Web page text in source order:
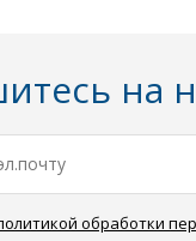
на
обработки